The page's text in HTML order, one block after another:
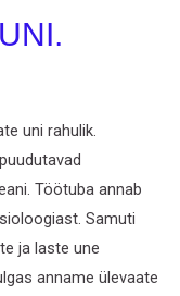
uni rahulik.
Töötuba annab
Samuti
ja laste une
anname ülevaate